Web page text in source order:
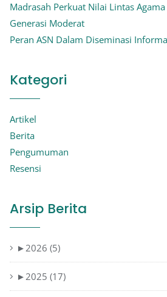
Madrasah Perkuat Nilai Lintas
Generasi Moderat
Peran ASN Dalam Diseminasi
Kategori
Artikel
Berita
Pengumuman
Resensi
Arsip Berita
►2026 (5)
►2025 (17)